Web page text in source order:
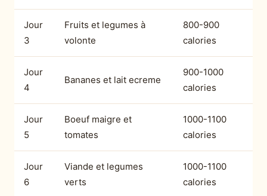
Jour
3
Fruits et legumes à
volonte
800-900
calories
Jour
4
Bananes et lait ecreme
900-1000
calories
Jour
5
Boeuf maigre et
tomates
1000-1100
calories
Jour
6
Viande et legumes
verts
1000-1100
calories